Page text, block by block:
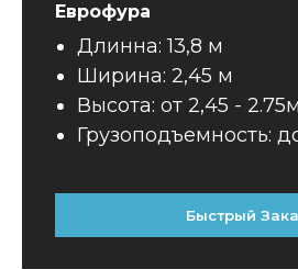
Еврофура
Длинна: 13,8 м
Ширина: 2,45 м
Высота: от 2,45 - 2.75м
Грузоподъемность:
Быстрый